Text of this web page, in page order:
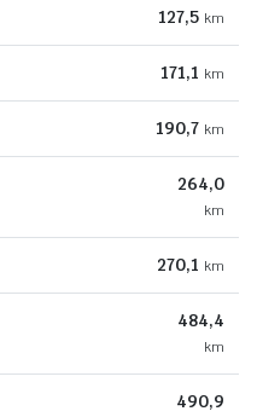
127,5 km
171,1 km
190,7 km
264,0
km
270,1 km
484,4
km
490,9